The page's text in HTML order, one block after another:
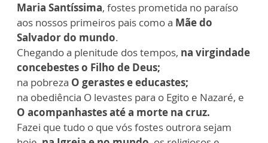
Maria Santíssima, fostes prometida no paraíso
aos nossos primeiros pais como a Mãe do
Salvador do mundo.
Chegando a plenitude dos tempos, na virgindade
concebestes o Filho de Deus;
na pobreza O gerastes e educastes;
na obediência O levastes para o Egito e Nazaré, e
O acompanhastes até a morte na cruz.
Fazei que tudo o que vós fostes outrora sejam